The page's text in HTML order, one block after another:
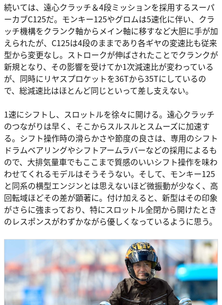
続いては、遠心クラッチ＆4段ミッションを採用するスーパ
ーカブC125だ。モンキー125やグロムは5速化に伴い、クラ
ッチ機構をクランク軸からメイン軸に移すなど大胆に手が加
えられたが、C125は4段のままであり各ギヤの変速比も従来
型から変更なし。ストロークが伸ばされたことでクランクが
新規となり、その影響を受けてか1次減速比が変わっている
が、同時にリヤスプロケットを36Tから35Tにしているの
で、総減速比はほとんど同じといって差し支えない。
1速にシフトし、スロットルを徐々に開ける。遠心クラッチ
のつながりは早く、そこからスルスルとスムーズに加速す
る。シフト操作時の滑らかさや節度の良さは、専用のシフト
ドラムベアリングやシフトアームラバーなどの採用によるも
ので、大排気量車でもここまで質感のいいシフト操作を味わ
わせてくれるモデルはそうそうない。そして、モンキー125
と同系の横型エンジンとは思えないほど微振動が少なく、高
回転域ほどその差が顕著に。付け加えると、新型はその印象
がさらに強まっており、特にスロットル全閉から開けたとき
のレスポンスがわずかながら優しくなっているように思う。